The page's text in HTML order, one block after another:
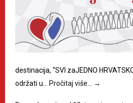
destinacija, “SVI zaJEDNO
održati u… Pročitaj više… →